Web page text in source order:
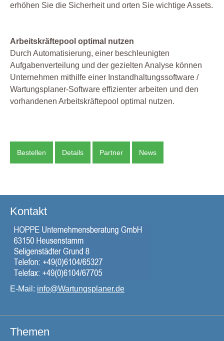
erhöhen Sie die Sicherheit und orten Sie wichtige Assets.
Arbeitskräftepool optimal nutzen
Durch Automatisierung, einer beschleunigten
Aufgabenverteilung und der gezielten Analyse können
Unternehmen mithilfe einer Instandhaltungssoftware /
Wartungsplaner-Software effizienter arbeiten und den
vorhandenen Arbeitskräftepool optimal nutzen.
Bestellen Details Partner News
Kontakt
E-Mail: info@Wartungsplaner.de
Themen